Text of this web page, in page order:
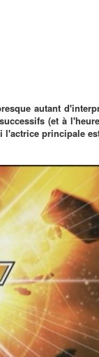
autant
(et à
principale